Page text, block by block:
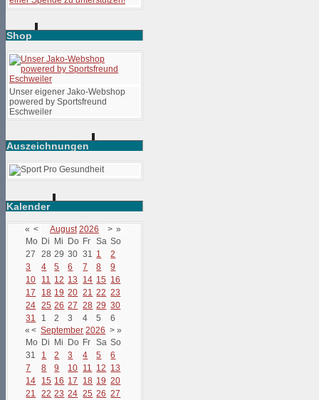
Shop
Unser eigener Jako-Webshop
powered by Sportsfreund
Eschweiler
Auszeichnungen
Kalender
« < August 2026 > »
Mo Di Mi Do Fr Sa So
27
28 29 30 31 1
2
3
4 5 6 7 8
9
10
11 12 13 14 15 16
17
18 19 20 21 22 23
24 25 26 27 28 29 30
31
1 2 3 4 5
6
« < September 2026 > »
Mo Di Mi Do Fr Sa So
31
1 2 3 4 5
6
7
8 9 10 11 12 13
14
15 16 17 18 19 20
21
22 23 24 25 26 27